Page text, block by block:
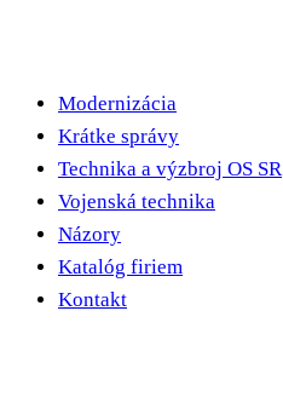
Modernizácia
Krátke správy
Technika a výzbroj OS SR
Vojenská technika
Názory
Katalóg firiem
Kontakt